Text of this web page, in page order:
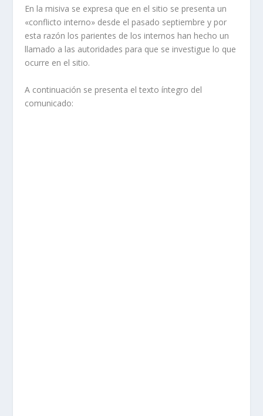
En la misiva se expresa que en el sitio se presenta un
«conflicto interno» desde el pasado septiembre y por
esta razón los parientes de los internos han hecho un
llamado a las autoridades para que se investigue lo que
ocurre en el sitio.
A continuación se presenta el texto íntegro del
comunicado: